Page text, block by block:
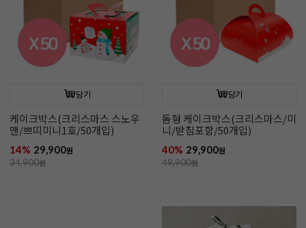
담기
케이크박스(크리스마스 스노우
맨/쁘띠미니1호/50개입)
14% 29,900원
34,900원
담기
돔형 케이크박스(크리스마스/미
니/받침포함/50개입)
40% 29,900원
49,900원